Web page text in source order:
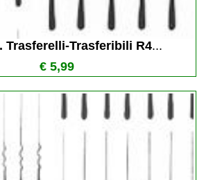
Trasferelli-Trasferibili R4...
€ 5,99